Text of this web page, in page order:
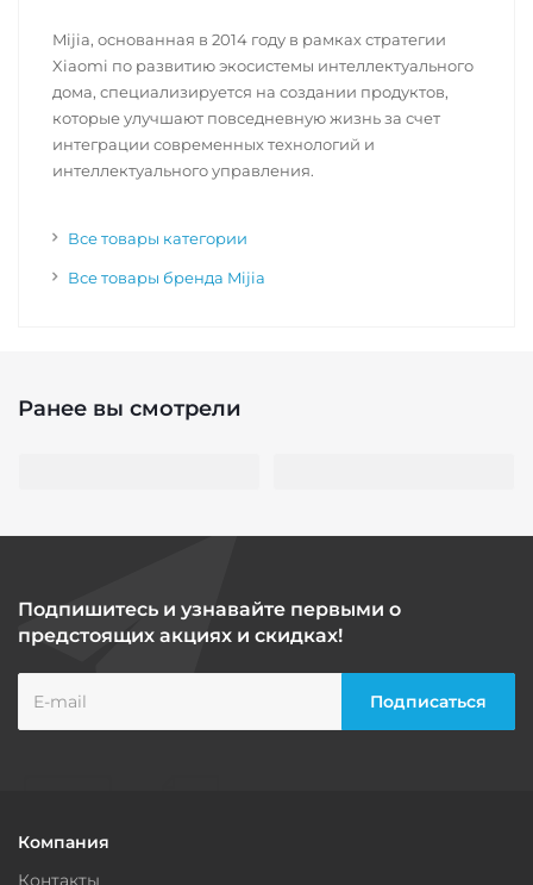
Mijia, основанная в 2014 году в рамках стратегии
Xiaomi по развитию экосистемы интеллектуального
дома, специализируется на создании продуктов,
которые улучшают повседневную жизнь за счет
интеграции современных технологий и
интеллектуального управления.
Все товары категории
Все товары бренда Mijia
Ранее вы смотрели
Подпишитесь и узнавайте первыми о
предстоящих акциях и скидках!
Компания
Контакты